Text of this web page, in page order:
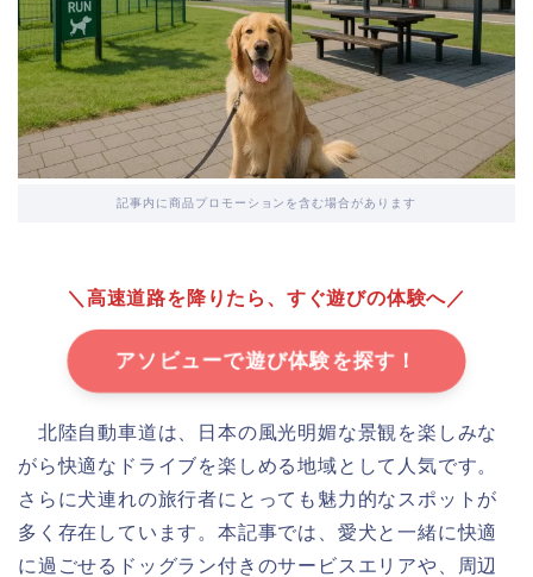
記事内に商品プロモーションを含む場合があります
＼高速道路を降りたら、すぐ遊びの体験へ／
アソビューで遊び体験を探す！
北陸自動車道は、日本の風光明媚な景観を楽しみな
がら快適なドライブを楽しめる地域として人気です。
さらに犬連れの旅行者にとっても魅力的なスポットが
多く存在しています。本記事では、愛犬と一緒に快適
に過ごせるドッグラン付きのサービスエリアや、周辺